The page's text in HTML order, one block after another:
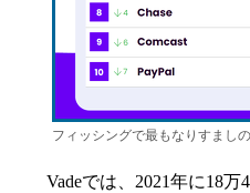
フィッシングで最もなりすましの
Vadeでは、2021年に18万